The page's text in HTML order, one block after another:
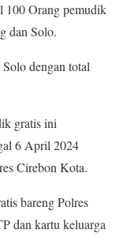
100 Orang pemudik
dan Solo.
dengan total
gratis ini
6 April 2024
Cirebon Kota.
bareng Polres
dan kartu keluarga